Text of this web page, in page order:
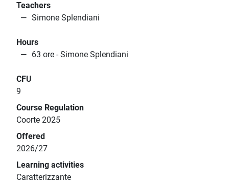
Teachers
Simone Splendiani
Hours
63 ore - Simone Splendiani
CFU
9
Course Regulation
Coorte 2025
Offered
2026/27
Learning activities
Caratterizzante